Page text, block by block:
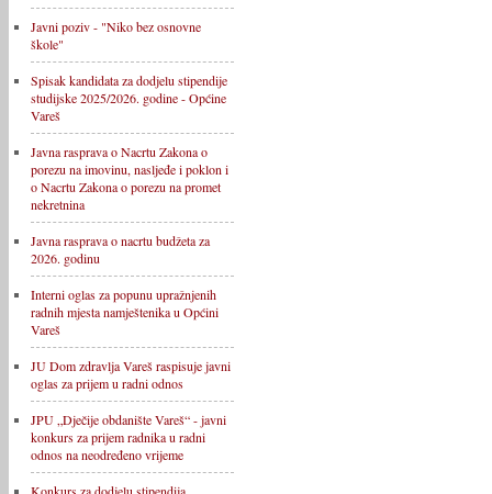
Javni poziv - "Niko bez osnovne
škole"
Spisak kandidata za dodjelu stipendije
studijske 2025/2026. godine - Općine
Vareš
Javna rasprava o Nacrtu Zakona o
porezu na imovinu, nasljeđe i poklon i
o Nacrtu Zakona o porezu na promet
nekretnina
Javna rasprava o nacrtu budžeta za
2026. godinu
Interni oglas za popunu upražnjenih
radnih mjesta namještenika u Općini
Vareš
JU Dom zdravlja Vareš raspisuje javni
oglas za prijem u radni odnos
JPU „Dječije obdanište Vareš“ - javni
konkurs za prijem radnika u radni
odnos na neodređeno vrijeme